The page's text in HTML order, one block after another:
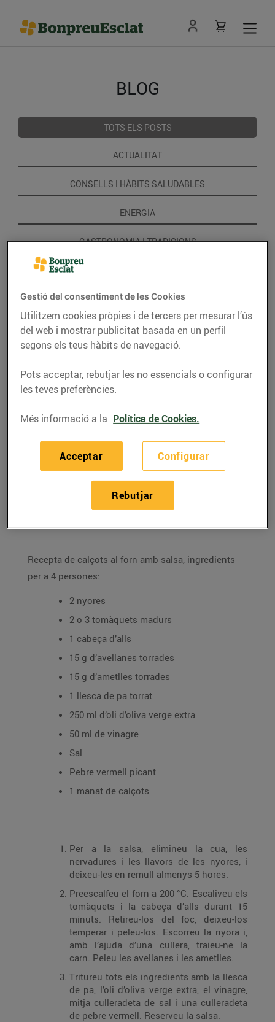
BLOG
TOTS ELS POSTS
ACTUALITAT
CONSELLS I HÀBITS SALUDABLES
ENERGIA
GASTRONOMIA I TRADICIONS
RECEPTES
Recepta de calçots al
forn amb salsa
Recepta de calçots al forn amb salsa, ingredients
per a 4 persones:
2 nyores
2 o 3 tomàquets madurs
1 cabeça d’alls
15 g d’avellanes torrades
15 g d’ametlles torrades
1 llesca de pa torrat
250 ml d’oli d’oliva verge extra
50 ml de vinagre
Sal
Pebre vermell picant
1 manat de calçots
Per a la salsa, elimineu la cua, les
nervadures i les llavors de les nyores, i
deixeu-les en remull almenys 5 hores.
Preescalfeu el forn a 200 °C. Escaliveu els
tomàquets i la cabeça d’alls durant 15
minuts. Retireu-los del foc, deixeu-los
temperar i peleu-los. Escorreu la nyora i,
amb l’ajuda d’una cullera, traieu-ne la
carn. Peleu les avellanes i les ametlles.
Tritureu tots els ingredients amb la llesca
de pa, l’oli d’oliva verge extra, el vinagre,
mitja culleradeta de sal i una culleradeta
de pebre vermell. Reserveu la salsa.
Gestió del consentiment de les Cookies
Utilitzem cookies pròpies i de tercers per mesurar l’ús
del web i mostrar publicitat basada en un perfil
segons els teus hàbits de navegació.
Pots acceptar, rebutjar les no essencials o configurar
les teves preferències.
Més informació a la Política de Cookies.
Configurar
Rebutjar
Acceptar